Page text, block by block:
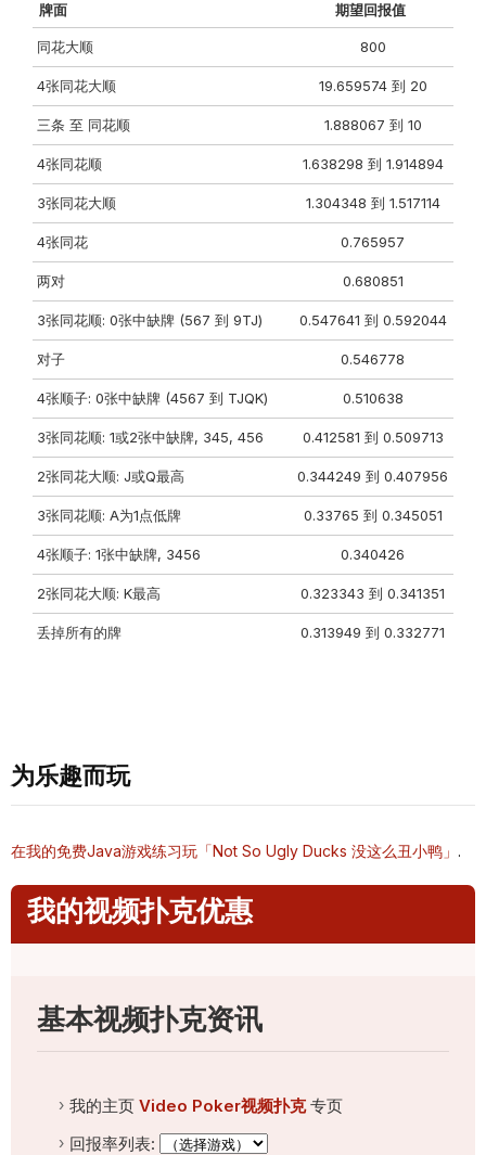
牌⾯ 期望回报值
同花⼤顺 800
4张同花⼤顺 19.659574 到 20
三条 ⾄ 同花顺 1.888067 到 10
4张同花顺 1.638298 到 1.914894
3张同花⼤顺 1.304348 到 1.517114
4张同花 0.765957
两对 0.680851
3张同花顺: 0张中缺牌 (567 到 9TJ) 0.547641 到 0.592044
对⼦ 0.546778
4张顺⼦: 0张中缺牌 (4567 到 TJQK) 0.510638
3张同花顺: 1或2张中缺牌, 345, 456 0.412581 到 0.509713
2张同花⼤顺: J或Q最⾼ 0.344249 到 0.407956
3张同花顺: A为1点低牌 0.33765 到 0.345051
4张顺⼦: 1张中缺牌, 3456 0.340426
2张同花⼤顺: K最⾼ 0.323343 到 0.341351
丢掉所有的牌 0.313949 到 0.332771
为乐趣⽽玩
在我的免费Java游戏练习玩「Not So Ugly Ducks 没这么丑⼩鸭」 .
我的视频扑克优惠
基本视频扑克资讯
我的主页 Video Poker视频扑克专页
回报率列表: